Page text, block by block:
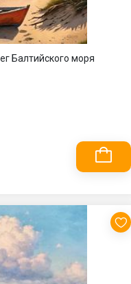
Балтийского моря